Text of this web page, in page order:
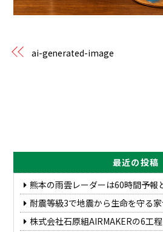
ai-generated-image
最近の投稿
熊本の雨雲レーダーは60時間予報
耐震等級3で地震から生命を守る
株式会社石原組AIRMAKERの6工